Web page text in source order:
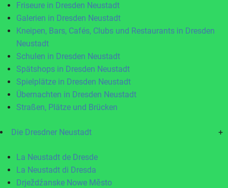
Friseure in Dresden Neustadt
Galerien in Dresden Neustadt
Kneipen, Bars, Cafés, Clubs und Restaurants in Dresden
Neustadt
Schulen in Dresden Neustadt
Spätshops in Dresden Neustadt
Spielplätze in Dresden Neustadt
Übernachten in Dresden Neustadt
Straßen, Plätze und Brücken
Die Dresdner Neustadt +
La Neustadt de Dresde
La Neustadt di Dresda
Drježdźanske Nowe Město